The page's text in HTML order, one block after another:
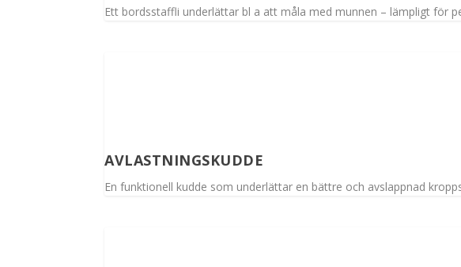
Ett bordsstaffli underlättar bl a att måla med munnen – lämpligt för
AVLASTNINGSKUDDE
En funktionell kudde som underlättar en bättre och avslappnad